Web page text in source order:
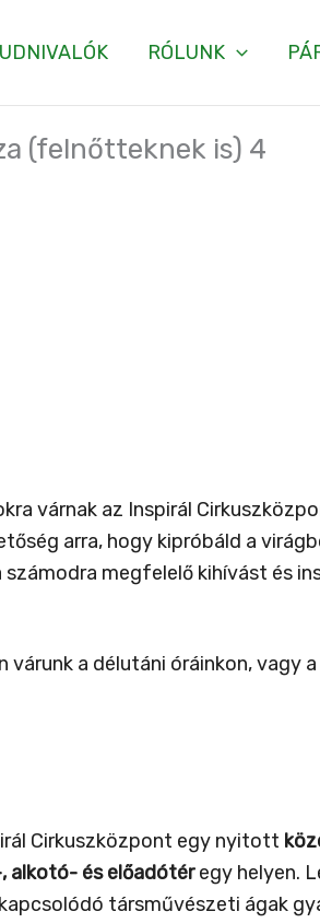
RÓLUNK
(felnőtteknek is) 4
várnak az Inspirál
arra, hogy kipróbáld a
megfelelő kihívást és
a délutáni óráinkon, vagy
Cirkuszközpont egy nyitott
alkotó- és előadótéregy helyen.
társművészeti ágak